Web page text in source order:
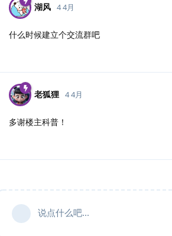
湖风 4 4月
什么时候建立个交流群吧
老狐狸 4 4月
多谢楼主科普！
说点什么吧...